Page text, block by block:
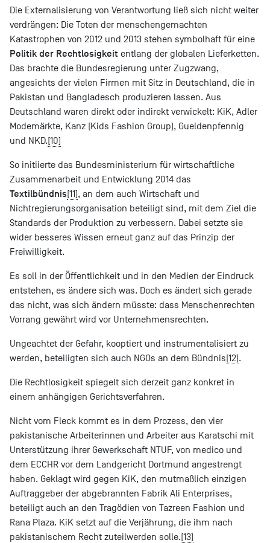
Die Externalisierung von Verantwortung ließ sich nicht weiter
verdrängen: Die Toten der menschengemachten
Katastrophen von 2012 und 2013 stehen symbolhaft für eine
Politik der Rechtlosigkeit entlang der globalen Lieferketten.
Das brachte die Bundesregierung unter Zugzwang,
angesichts der vielen Firmen mit Sitz in Deutschland, die in
Pakistan und Bangladesch produzieren lassen. Aus
Deutschland waren direkt oder indirekt verwickelt: KiK, Adler
Modemärkte, Kanz (Kids Fashion Group), Gueldenpfennig
und NKD.[10]
So initiierte das Bundesministerium für wirtschaftliche
Zusammenarbeit und Entwicklung 2014 das
Textilbündnis[11], an dem auch Wirtschaft und
Nichtregierungsorganisation beteiligt sind, mit dem Ziel die
Standards der Produktion zu verbessern. Dabei setzte sie
wider besseres Wissen erneut ganz auf das Prinzip der
Freiwilligkeit.
Es soll in der Öffentlichkeit und in den Medien der Eindruck
entstehen, es ändere sich was. Doch es ändert sich gerade
das nicht, was sich ändern müsste: dass Menschenrechten
Vorrang gewährt wird vor Unternehmensrechten.
Ungeachtet der Gefahr, kooptiert und instrumentalisiert zu
werden, beteiligten sich auch NGOs an dem Bündnis[12].
Die Rechtlosigkeit spiegelt sich derzeit ganz konkret in
einem anhängigen Gerichtsverfahren.
Nicht vom Fleck kommt es in dem Prozess, den vier
pakistanische Arbeiterinnen und Arbeiter aus Karatschi mit
Unterstützung ihrer Gewerkschaft NTUF, von medico und
dem ECCHR vor dem Landgericht Dortmund angestrengt
haben. Geklagt wird gegen KiK, den mutmaßlich einzigen
Auftraggeber der abgebrannten Fabrik Ali Enterprises,
beteiligt auch an den Tragödien von Tazreen Fashion und
Rana Plaza. KiK setzt auf die Verjährung, die ihm nach
pakistanischem Recht zuteilwerden solle.[13]